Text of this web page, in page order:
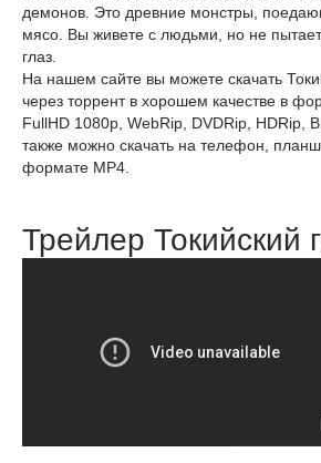
демонов. Это древние монстры,
мясо. Вы живете с людьми, но не
глаз.
На нашем сайте вы можете скачать
через торрент в хорошем качестве в
FullHD 1080p, WebRip, DVDRip, HDRip,
также можно скачать на телефон,
формате MP4.
Трейлер Токийский